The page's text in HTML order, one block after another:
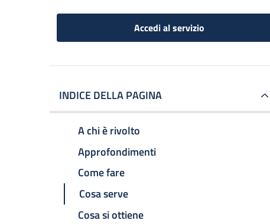
Accedi al servizio
INDICE DELLA PAGINA
A chi è rivolto
Approfondimenti
Come fare
Cosa serve
Cosa si ottiene